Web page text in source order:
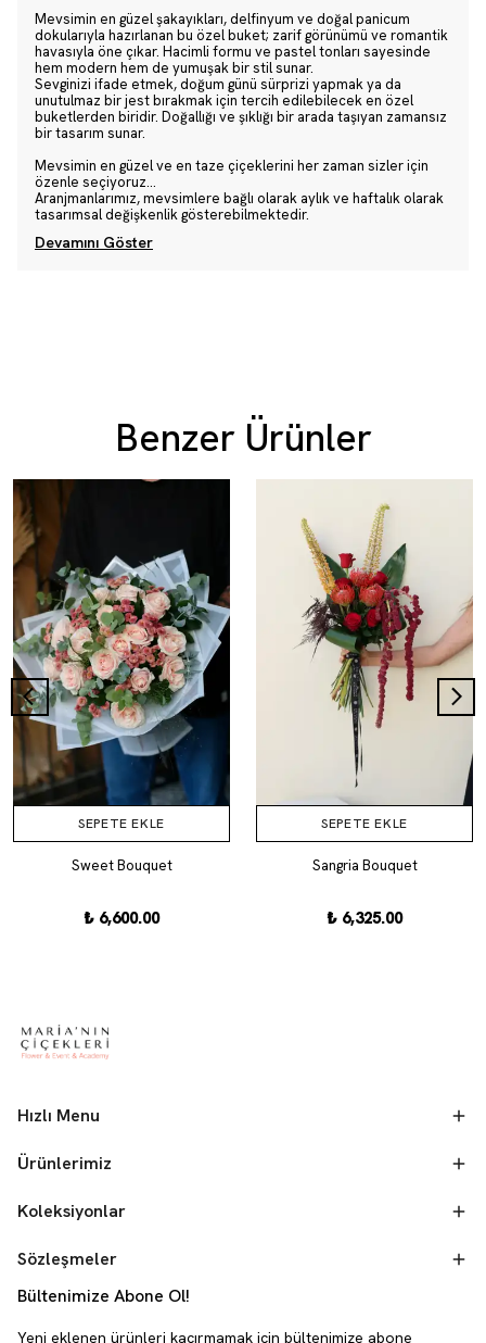
Mevsimin en güzel şakayıkları, delfinyum ve doğal panicum
dokularıyla hazırlanan bu özel buket; zarif görünümü ve romantik
havasıyla öne çıkar. Hacimli formu ve pastel tonları sayesinde
hem modern hem de yumuşak bir stil sunar.
Sevginizi ifade etmek, doğum günü sürprizi yapmak ya da
unutulmaz bir jest bırakmak için tercih edilebilecek en özel
buketlerden biridir. Doğallığı ve şıklığı bir arada taşıyan zamansız
bir tasarım sunar.
Mevsimin en güzel ve en taze çiçeklerini her zaman sizler için
özenle seçiyoruz…
Aranjmanlarımız, mevsimlere bağlı olarak aylık ve haftalık olarak
tasarımsal değişkenlik gösterebilmektedir.
Devamını Göster
Benzer Ürünler
SEPETE EKLE
Sweet Bouquet
₺ 6,600.00
SEPETE EKLE
Sangria Bouquet
₺ 6,325.00
Hızlı Menu
Ürünlerimiz
Koleksiyonlar
Sözleşmeler
Bültenimize Abone Ol!
Yeni eklenen ürünleri kaçırmamak için bültenimize abone